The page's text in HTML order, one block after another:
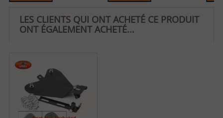
LES CLIENTS QUI ONT ACHETÉ CE PRODUIT
ONT ÉGALEMENT ACHETÉ...